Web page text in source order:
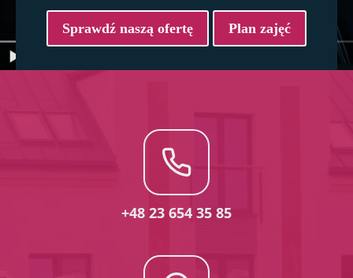
Sprawdź naszą ofertę Plan zajęć
+48 23 654 35 85